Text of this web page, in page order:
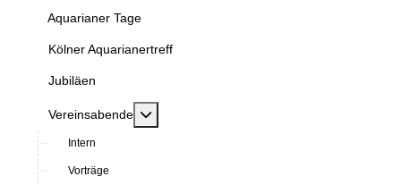
Aquarianer Tage
Kölner Aquarianertreff
Jubiläen
Vereinsabende MOD_MENU_TOGGLE_SUBMENU_LABEL
Intern
Vorträge